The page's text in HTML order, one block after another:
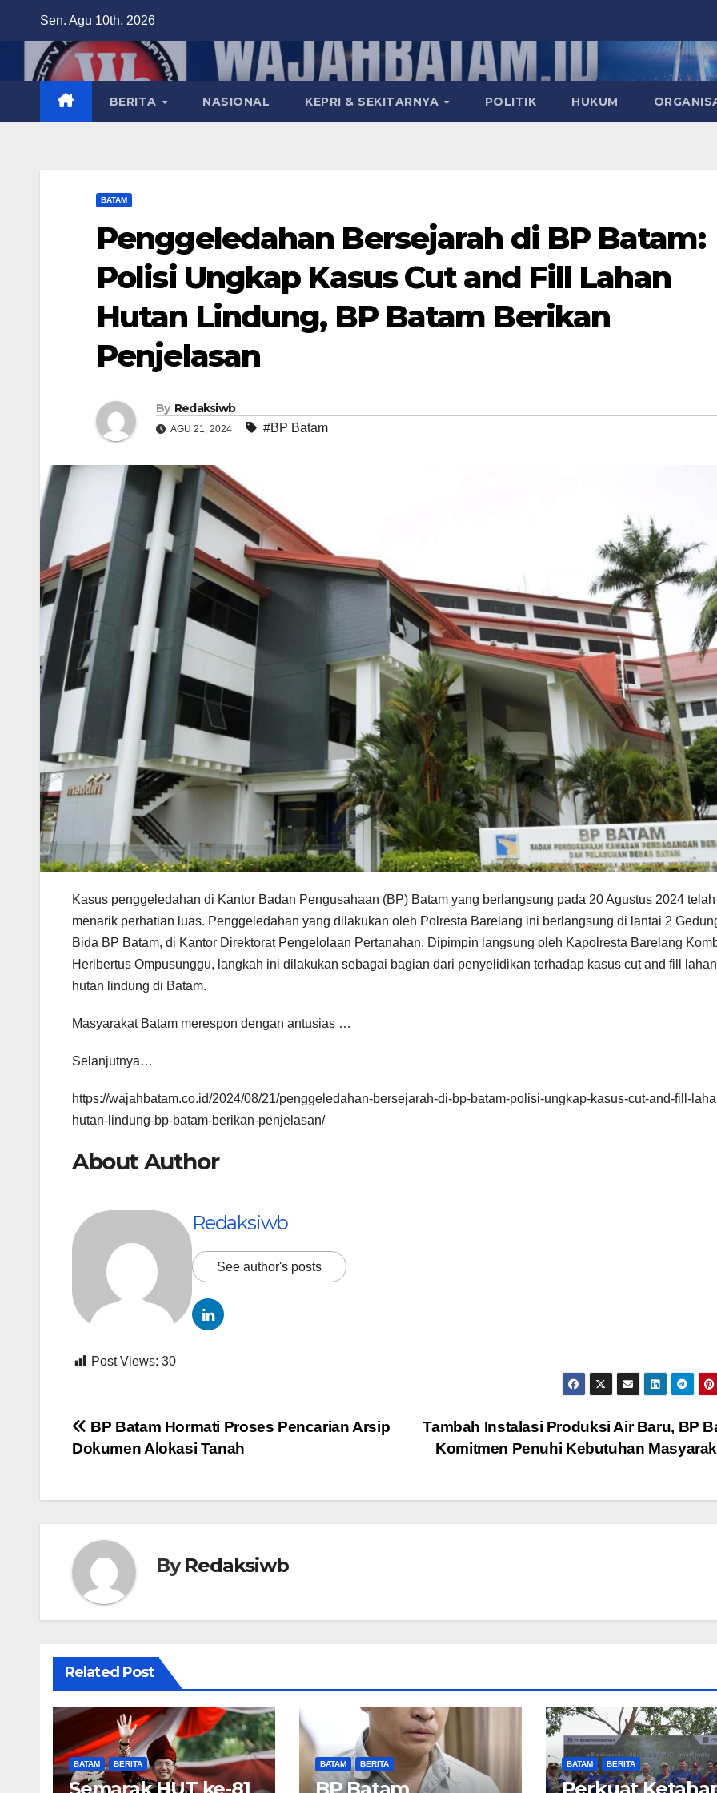
content
Sen. Agu 10th, 2026
BERITA NASIONAL KEPRI & SEKITARNYA POLITIK HUKUM
BATAM
Penggeledahan Bersejarah di BP Batam:
Polisi Ungkap Kasus Cut and Fill Lahan
Hutan Lindung, BP Batam Berikan
Penjelasan
By Redaksiwb
AGU 21, 2024 #BP Batam
Kasus penggeledahan di Kantor Badan Pengusahaan (BP) Batam yang berlangsung pada 20 Agustus 2024 telah
menarik perhatian luas. Penggeledahan yang dilakukan oleh Polresta Barelang ini berlangsung di lantai 2
Bida BP Batam, di Kantor Direktorat Pengelolaan Pertanahan. Dipimpin langsung oleh Kapolresta Barelang
Heribertus Ompusunggu, langkah ini dilakukan sebagai bagian dari penyelidikan terhadap kasus cut and fill lahan
hutan lindung di Batam.
Masyarakat Batam merespon dengan antusias …
Selanjutnya…
https://wajahbatam.co.id/2024/08/21/penggeledahan-bersejarah-di-bp-batam-polisi-ungkap-kasus-cut-and-fill-
hutan-lindung-bp-batam-berikan-penjelasan/
About Author
Redaksiwb
See author's posts
Post Views: 30
Navigasi
Tambah Instalasi Produksi Air Baru, BP
Komitmen Penuhi Kebutuhan
BP Batam Hormati Proses Pencarian Arsip
Dokumen Alokasi Tanah
ByRedaksiwb
Related Post
BATAM BERITA BATAM BERITA BATAM BERITA